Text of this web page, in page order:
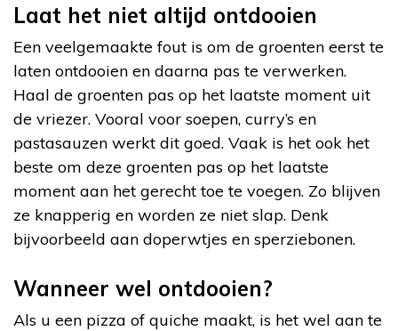
Laat het niet altijd ontdooien
Een veelgemaakte fout is om de groenten eerst te
laten ontdooien en daarna pas te verwerken.
Haal de groenten pas op het laatste moment uit
de vriezer. Vooral voor soepen, curry’s en
pastasauzen werkt dit goed. Vaak is het ook het
beste om deze groenten pas op het laatste
moment aan het gerecht toe te voegen. Zo blijven
ze knapperig en worden ze niet slap. Denk
bijvoorbeeld aan doperwtjes en sperziebonen.
Wanneer wel ontdooien?
Als u een pizza of quiche maakt, is het wel aan te